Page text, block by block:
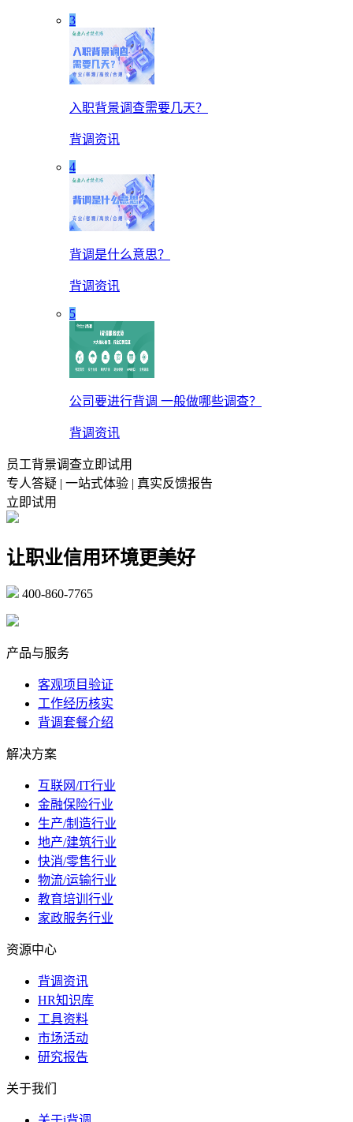
3
入职背景调查需要几天？
背调资讯
4
背调是什么意思？
背调资讯
5
公司要进行背调 一般做哪些调查？
背调资讯
员工背景调查立即试用
专人答疑 | 一站式体验 | 真实反馈报告
立即试用
让职业信用环境更美好
400-860-7765
产品与服务
客观项目验证
工作经历核实
背调套餐介绍
解决方案
互联网/IT行业
金融保险行业
生产/制造行业
地产/建筑行业
快消/零售行业
物流/运输行业
教育培训行业
家政服务行业
资源中心
背调资讯
HR知识库
工具资料
市场活动
研究报告
关于我们